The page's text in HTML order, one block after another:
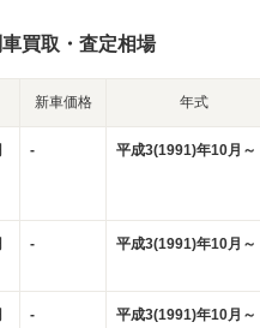
買取・査定相場
新車価格 年式
- 平成3(1991)年10月～
- 平成3(1991)年10月～
- 平成3(1991)年10月～